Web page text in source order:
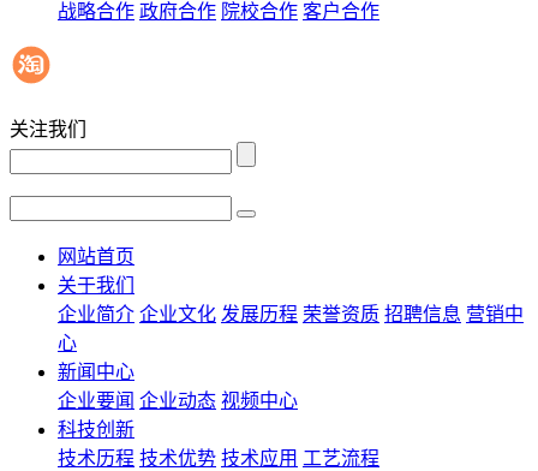
战略合作 政府合作 院校合作 客户合作
关注我们
网站首页
关于我们
企业简介 企业文化 发展历程 荣誉资质 招聘信息 营销中
心
新闻中心
企业要闻 企业动态 视频中心
科技创新
技术历程 技术优势 技术应用 工艺流程